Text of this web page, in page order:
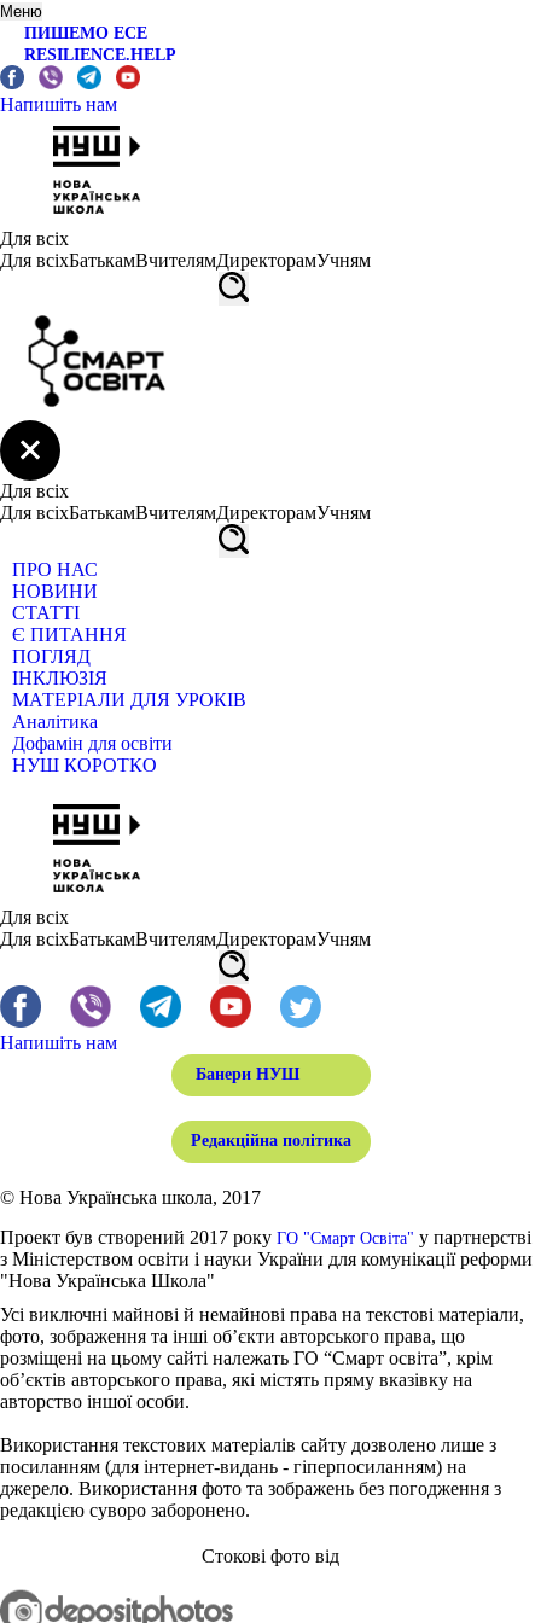
Меню
ПИШЕМО ЕСЕ
RESILIENCE.HELP
Напишіть нам
Для всіх
Для всіхБатькамВчителямДиректорамУчням
Для всіх
Для всіхБатькамВчителямДиректорамУчням
ПРО НАС
НОВИНИ
СТАТТІ
Є ПИТАННЯ
ПОГЛЯД
ІНКЛЮЗІЯ
МАТЕРІАЛИ ДЛЯ УРОКІВ
Аналітика
Дофамін для освіти
НУШ КОРОТКО
Для всіх
Для всіхБатькамВчителямДиректорамУчням
Напишіть нам
Банери НУШ
Редакційна політика
© Нова Українська школа, 2017
Проект був створений 2017 року ГО "Смарт Освіта" у партнерстві
з Міністерством освіти і науки України для комунікації реформи
"Нова Українська Школа"
Усі виключні майнові й немайнові права на текстові матеріали,
фото, зображення та інші об’єкти авторського права, що
розміщені на цьому сайті належать ГО “Смарт освіта”, крім
об’єктів авторського права, які містять пряму вказівку на
авторство іншої особи.
Використання текстових матеріалів сайту дозволено лише з
посиланням (для інтернет-видань - гіперпосиланням) на
джерело. Використання фото та зображень без погодження з
редакцією суворо заборонено.
Стокові фото від